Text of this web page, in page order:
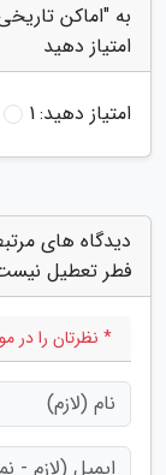
به "اماکن
امتیاز دهید
امتیاز دهید:1
دیدگاه های
فطر تعطیل
* نظرتان را در